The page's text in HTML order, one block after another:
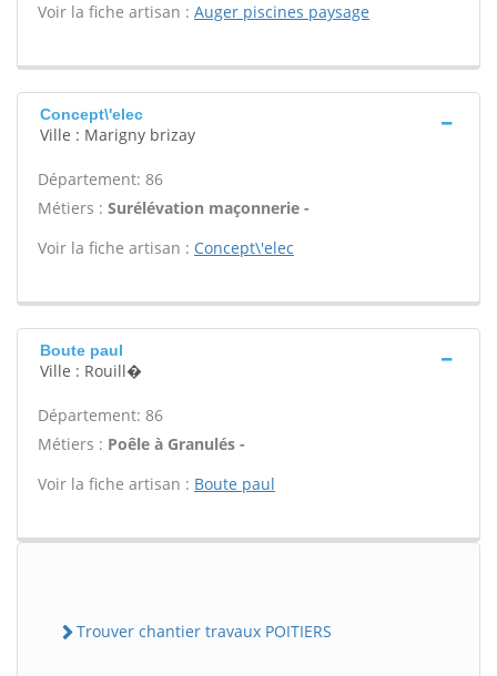
Voir la fiche artisan : Auger piscines paysage
Concept\'elec
Ville : Marigny brizay
Département: 86
Métiers : Surélévation maçonnerie -
Voir la fiche artisan : Concept\'elec
Boute paul
Ville : Rouill�
Département: 86
Métiers : Poêle à Granulés -
Voir la fiche artisan : Boute paul
Trouver chantier travaux POITIERS